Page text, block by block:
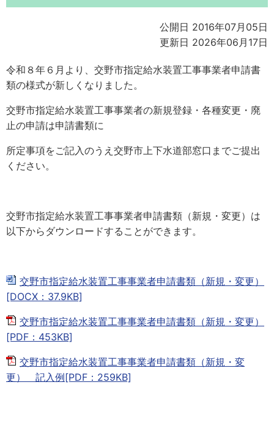
公開日 2016年07月05日
更新日 2026年06月17日
令和８年６月より、交野市指定給水装置工事事業者申請書
類の様式が新しくなりました。
交野市指定給水装置工事事業者の新規登録・各種変更・廃
止の申請は申請書類に
所定事項をご記入のうえ交野市上下水道部窓口までご提出
ください。
交野市指定給水装置工事事業者申請書類（新規・変更）は
以下からダウンロードすることができます。
交野市指定給水装置工事事業者申請書類（新規・変更）
[DOCX：37.9KB]
交野市指定給水装置工事事業者申請書類（新規・変更）
[PDF：453KB]
交野市指定給水装置工事事業者申請書類（新規・変
更） 記入例[PDF：259KB]